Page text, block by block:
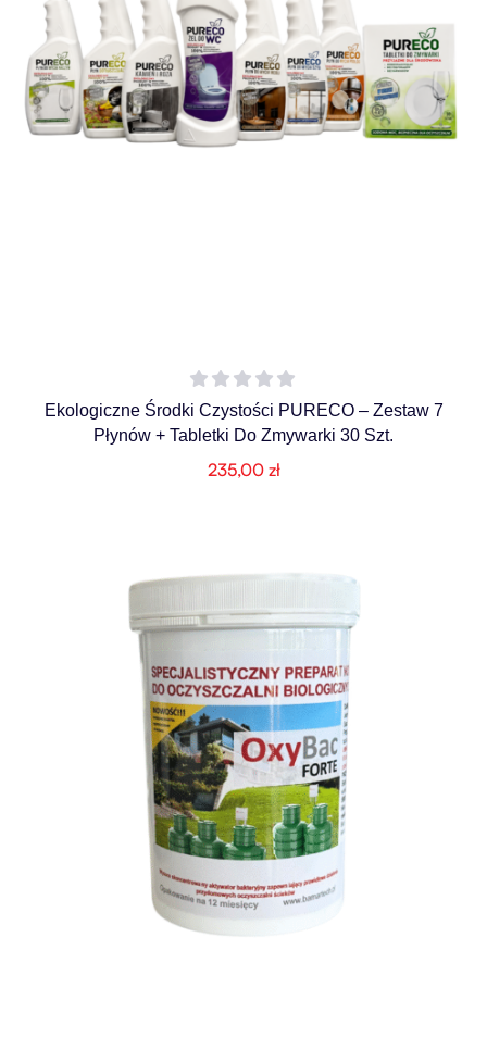
Ekologiczne Środki Czystości PURECO – Zestaw 7
Płynów + Tabletki Do Zmywarki 30 Szt.
235,00 zł